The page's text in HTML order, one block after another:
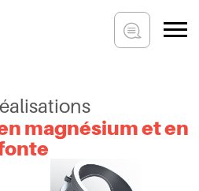
magnésium et en